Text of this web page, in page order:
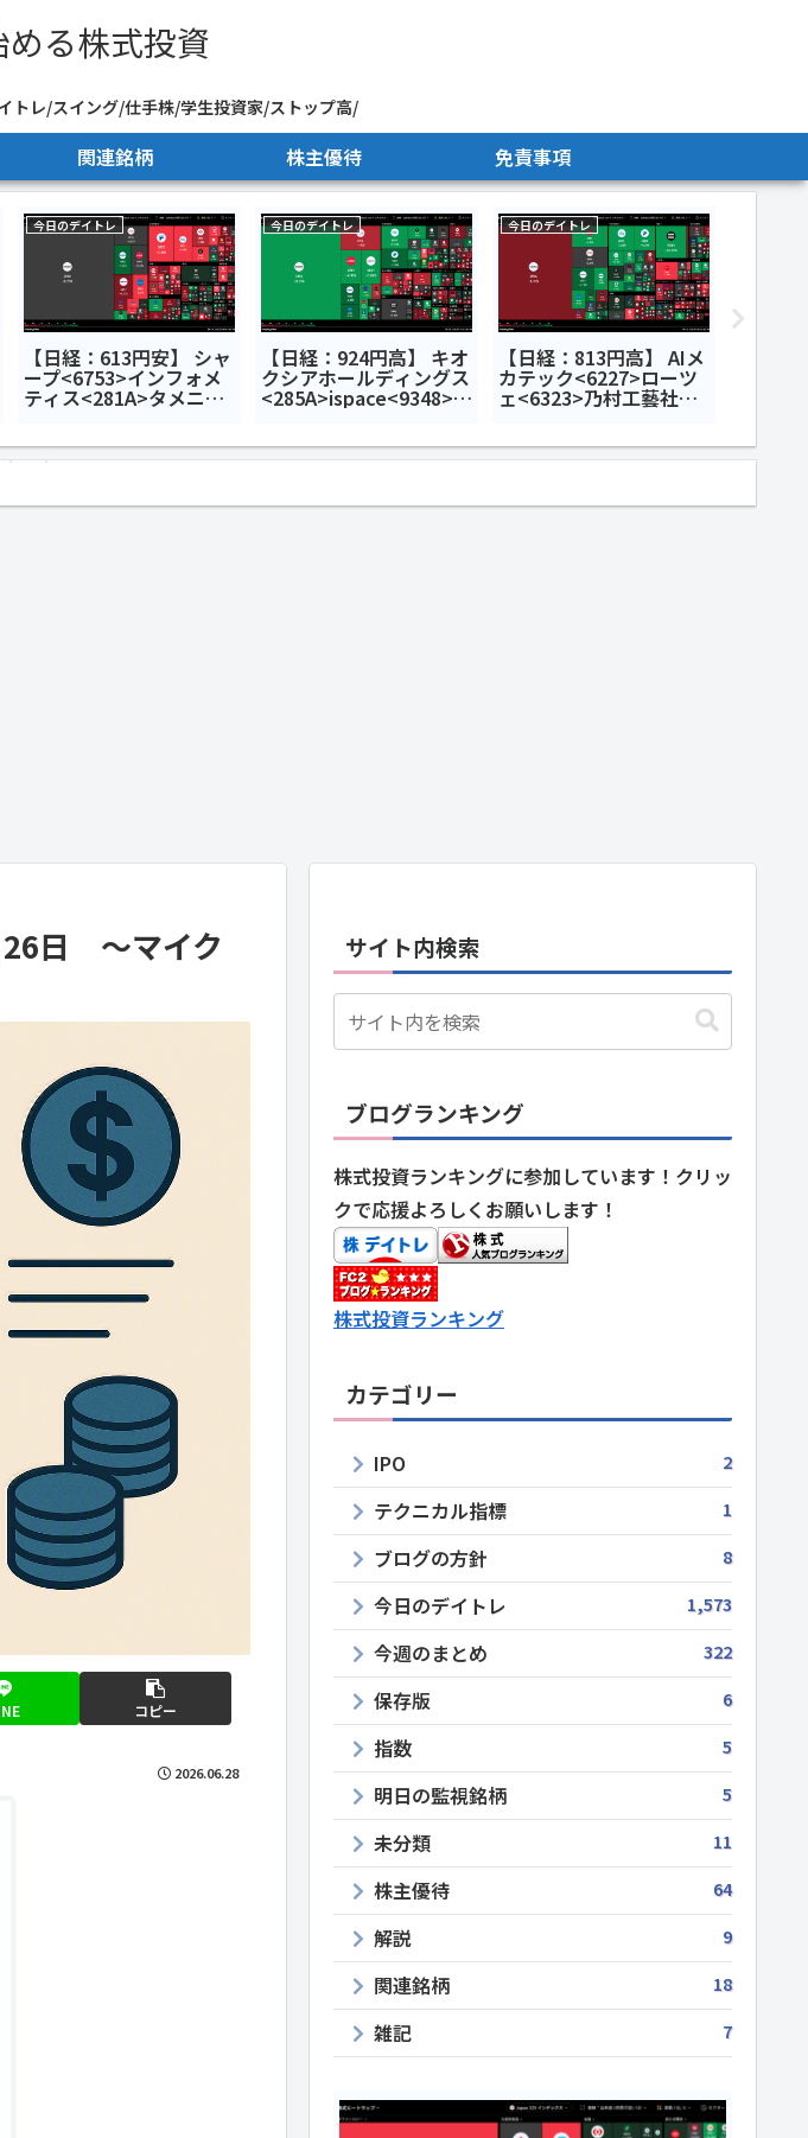
る株式投資
トレ/スイング/仕手株/学生投資家/ストップ高/
関連銘柄 株主優待 免責事項
今日のデイトレ
【日経：613円安】 シャ
ープ<6753>インフォメ
ティス<281A>タメニー
<6181>今日のデイトレ6
今日のデイトレ
【日経：924円高】 キオ
クシアホールディングス
<285A>ispace<9348>小
田原機器<7314>今日の
今日のデイトレ
【日経：813円高】 AIメ
カテック<6227>ローツ
ェ<6323>乃村工藝社
<9716>今日のデイトレ7
月15日
26日 ～マイク
コピー
2026.06.28
サイト内検索
ブログランキング
株式投資ランキングに参加しています！クリッ
クで応援よろしくお願いします！
株式投資ランキング
カテゴリー
IPO 2
テクニカル指標 1
ブログの方針 8
今日のデイトレ 1,573
今週のまとめ 322
保存版 6
指数 5
明日の監視銘柄 5
未分類 11
株主優待 64
解説 9
関連銘柄 18
雑記 7